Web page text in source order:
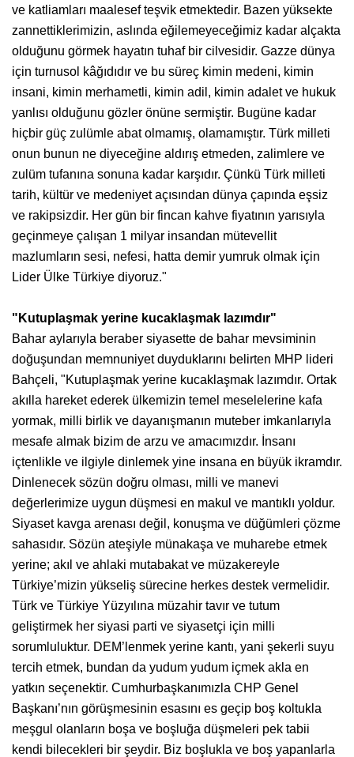
ve katliamları maalesef teşvik etmektedir. Bazen yüksekte
zannettiklerimizin, aslında eğilemeyeceğimiz kadar alçakta
olduğunu görmek hayatın tuhaf bir cilvesidir. Gazze dünya
için turnusol kâğıdıdır ve bu süreç kimin medeni, kimin
insani, kimin merhametli, kimin adil, kimin adalet ve hukuk
yanlısı olduğunu gözler önüne sermiştir. Bugüne kadar
hiçbir güç zulümle abat olmamış, olamamıştır. Türk milleti
onun bunun ne diyeceğine aldırış etmeden, zalimlere ve
zulüm tufanına sonuna kadar karşıdır. Çünkü Türk milleti
tarih, kültür ve medeniyet açısından dünya çapında eşsiz
ve rakipsizdir. Her gün bir fincan kahve fiyatının yarısıyla
geçinmeye çalışan 1 milyar insandan mütevellit
mazlumların sesi, nefesi, hatta demir yumruk olmak için
Lider Ülke Türkiye diyoruz."
"Kutuplaşmak yerine kucaklaşmak lazımdır"
Bahar aylarıyla beraber siyasette de bahar mevsiminin
doğuşundan memnuniyet duyduklarını belirten MHP lideri
Bahçeli, "Kutuplaşmak yerine kucaklaşmak lazımdır. Ortak
akılla hareket ederek ülkemizin temel meselelerine kafa
yormak, milli birlik ve dayanışmanın muteber imkanlarıyla
mesafe almak bizim de arzu ve amacımızdır. İnsanı
içtenlikle ve ilgiyle dinlemek yine insana en büyük ikramdır.
Dinlenecek sözün doğru olması, milli ve manevi
değerlerimize uygun düşmesi en makul ve mantıklı yoldur.
Siyaset kavga arenası değil, konuşma ve düğümleri çözme
sahasıdır. Sözün ateşiyle münakaşa ve muharebe etmek
yerine; akıl ve ahlaki mutabakat ve müzakereyle
Türkiye’mizin yükseliş sürecine herkes destek vermelidir.
Türk ve Türkiye Yüzyılına müzahir tavır ve tutum
geliştirmek her siyasi parti ve siyasetçi için milli
sorumluluktur. DEM’lenmek yerine kantı, yani şekerli suyu
tercih etmek, bundan da yudum yudum içmek akla en
yatkın seçenektir. Cumhurbaşkanımızla CHP Genel
Başkanı’nın görüşmesinin esasını es geçip boş koltukla
meşgul olanların boşa ve boşluğa düşmeleri pek tabii
kendi bilecekleri bir şeydir. Biz boşlukla ve boş yapanlarla